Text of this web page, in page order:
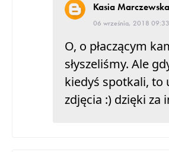
Kasia Marczewska
06 września, 2018 09:33
O, o płaczącym
słyszeliśmy. Ale
kiedyś spotkali, to
zdjęcia :) dzięki za